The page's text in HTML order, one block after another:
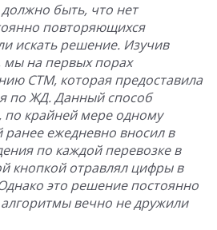
быть, что нет
повторяющихся
искать решение. Изучив
на первых порах
СТМ, которая предоставила
по ЖД. Данный способ
по крайней мере одному
ранее ежедневно вносил в
по каждой перевозке в
кнопкой отравлял цифры в
это решение постоянно
алгоритмы вечно не дружили